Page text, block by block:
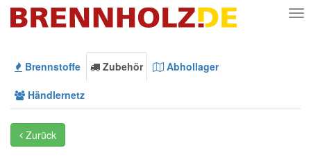
Brennstoffe Zubehör Abhollager
Händlernetz
Zurück